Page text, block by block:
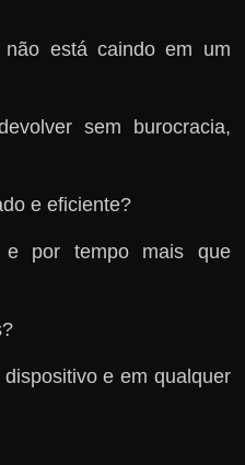
está caindo em um
sem burocracia,
e eficiente?
e por tempo mais que
e em qualquer